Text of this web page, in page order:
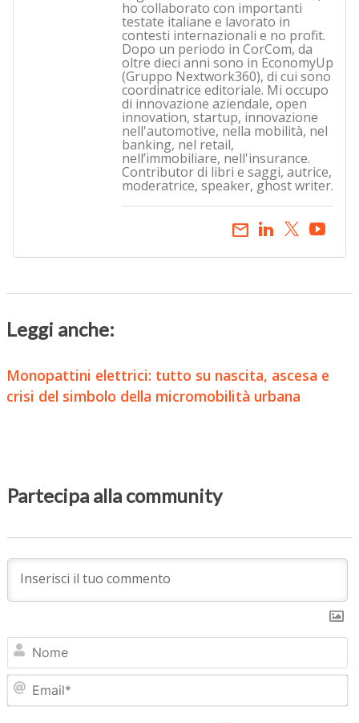
ho collaborato con importanti
testate italiane e lavorato in
contesti internazionali e no profit.
Dopo un periodo in CorCom, da
oltre dieci anni sono in EconomyUp
(Gruppo Nextwork360), di cui sono
coordinatrice editoriale. Mi occupo
di innovazione aziendale, open
innovation, startup, innovazione
nell'automotive, nella mobilità, nel
banking, nel retail,
nell’immobiliare, nell'insurance.
Contributor di libri e saggi, autrice,
moderatrice, speaker, ghost writer.
email
Leggi anche:
Monopattini elettrici: tutto su nascita, ascesa e
crisi del simbolo della micromobilità urbana
Partecipa alla community